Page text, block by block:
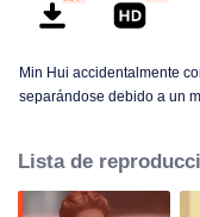
Min Hui accidentalmente
separándose debido a un
Lista de